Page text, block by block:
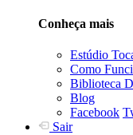
Conheça mais
Estúdio
Como
Biblioteca
Blog
Facebook
Sair